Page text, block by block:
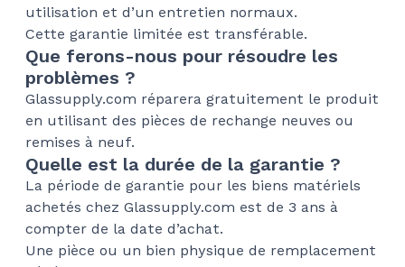
utilisation et d’un entretien normaux.
Cette garantie limitée est transférable.
Que ferons-nous pour résoudre les
problèmes ?
Glassupply.com réparera gratuitement le produit
en utilisant des pièces de rechange neuves ou
remises à neuf.
Quelle est la durée de la garantie ?
La période de garantie pour les biens matériels
achetés chez Glassupply.com est de 3 ans à
compter de la date d’achat.
Une pièce ou un bien physique de remplacement